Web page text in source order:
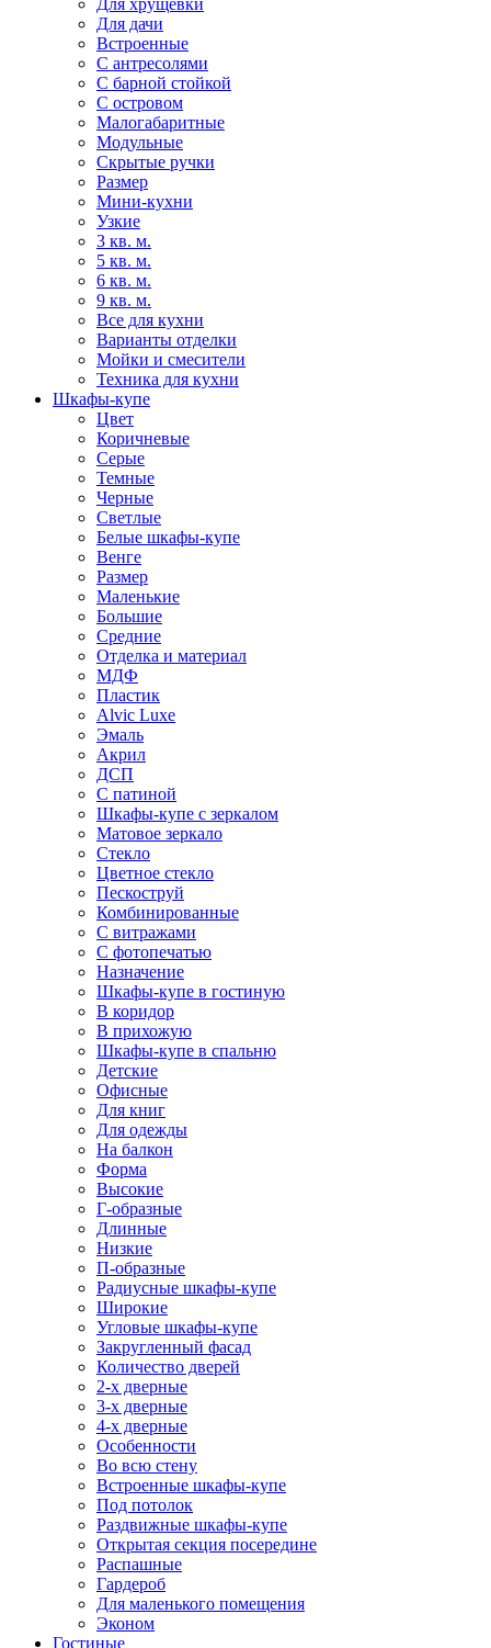
Для хрущевки
Для дачи
Встроенные
С антресолями
С барной стойкой
С островом
Малогабаритные
Модульные
Скрытые ручки
Размер
Мини-кухни
Узкие
3 кв. м.
5 кв. м.
6 кв. м.
9 кв. м.
Все для кухни
Варианты отделки
Мойки и смесители
Техника для кухни
Шкафы-купе
Цвет
Коричневые
Серые
Темные
Черные
Светлые
Белые шкафы-купе
Венге
Размер
Маленькие
Большие
Средние
Отделка и материал
МДФ
Пластик
Alvic Luxe
Эмаль
Акрил
ДСП
С патиной
Шкафы-купе с зеркалом
Матовое зеркало
Стекло
Цветное стекло
Пескоструй
Комбинированные
С витражами
С фотопечатью
Назначение
Шкафы-купе в гостиную
В коридор
В прихожую
Шкафы-купе в спальню
Детские
Офисные
Для книг
Для одежды
На балкон
Форма
Высокие
Г-образные
Длинные
Низкие
П-образные
Радиусные шкафы-купе
Широкие
Угловые шкафы-купе
Закругленный фасад
Количество дверей
2-х дверные
3-х дверные
4-х дверные
Особенности
Во всю стену
Встроенные шкафы-купе
Под потолок
Раздвижные шкафы-купе
Открытая секция посередине
Распашные
Гардероб
Для маленького помещения
Эконом
Гостиные